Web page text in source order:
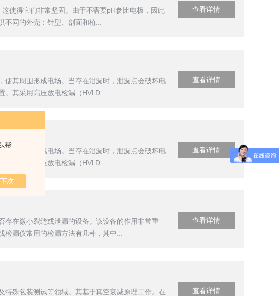
帮
使得它们非常坚固。由于不需要pH参比电极，因此
同的外壳：针型、剖面和植...
查看详情
使其周围形成电场。当存在泄漏时，泄漏点会破坏电
其采用高压放电检漏（HVLD...
查看详情
使其周围形成电场。当存在泄漏时，泄漏点会破坏电
其采用高压放电检漏（HVLD...
查看详情
存在微小裂缝或泄漏的设备。该设备的作用非常重
漏仪常用的检漏方法有几种，其中...
查看详情
特殊包装测试等领域。其基于真空衰减原理工作。在
查看详情